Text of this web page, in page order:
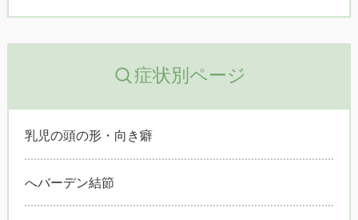
症状別ページ
乳児の頭の形・向き癖
へバーデン結節